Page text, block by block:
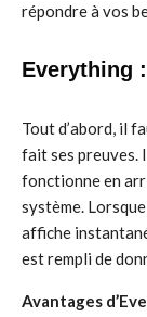
répondre à vos
Everything
Tout d’abord, il
fait ses preuves.
fonctionne en
système.
affiche
est rempli de
Avantages